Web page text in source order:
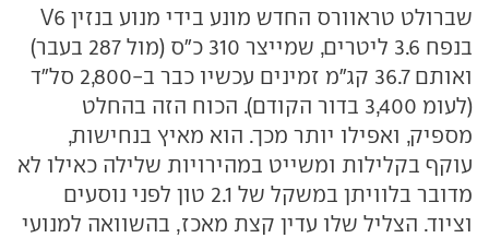
שברולט טראוורס החדש מונע בידי מנוע בנזין V6
בנפח 3.6 ליטרים, שמייצר 310 כ"ס (מול 287 בעבר)
ואותם 36.7 קג"מ זמינים עכשיו כבר ב-2,800 סל"ד
(לעומ 3,400 בדור הקודם). הכוח הזה בהחלט
מספיק, ואפילו יותר מכך. הוא מאיץ בנחישות,
עוקף בקלילות ומשייט במהירויות שלילה כאילו לא
מדובר בלוויתן במשקל של 2.1 טון לפני נוסעים
וציוד. הצליל שלו עדין קצת מאכז, בהשוואה למנועי